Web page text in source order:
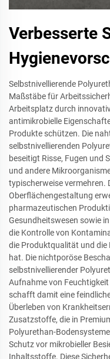
Verbesserte
Selbstnivellierende
Maßstäbe für
Arbeitsplatz durch
antimikrobielle
Produkte schützen. Die
selbstnivellierenden
beseitigt Risse, Fugen und
und andere
typischerweise vermehren.
Oberflächengestaltung
pharmazeutischen
Gesundheitswesen sowie
die Kontrolle von
die Produktqualität und
hat. Die nichtporöse
selbstnivellierender
Aufnahme von
schafft damit eine
Überleben von
Zusatzstoffe, die in
Polyurethan-
Schutz vor mikrobieller
Inhaltsstoffe. Diese